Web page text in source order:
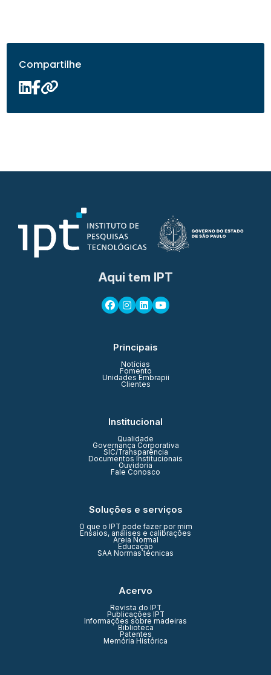
Compartilhe
Aqui tem IPT
Principais
Notícias
Fomento
Unidades Embrapii
Clientes
Institucional
Qualidade
Governança Corporativa
SIC/Transparência
Documentos Institucionais
Ouvidoria
Fale Conosco
Soluções e serviços
O que o IPT pode fazer por mim
Ensaios, análises e calibrações
Areia Normal
Educação
SAA Normas técnicas
Acervo
Revista do IPT
Publicações IPT
Informações sobre madeiras
Biblioteca
Patentes
Memória Histórica